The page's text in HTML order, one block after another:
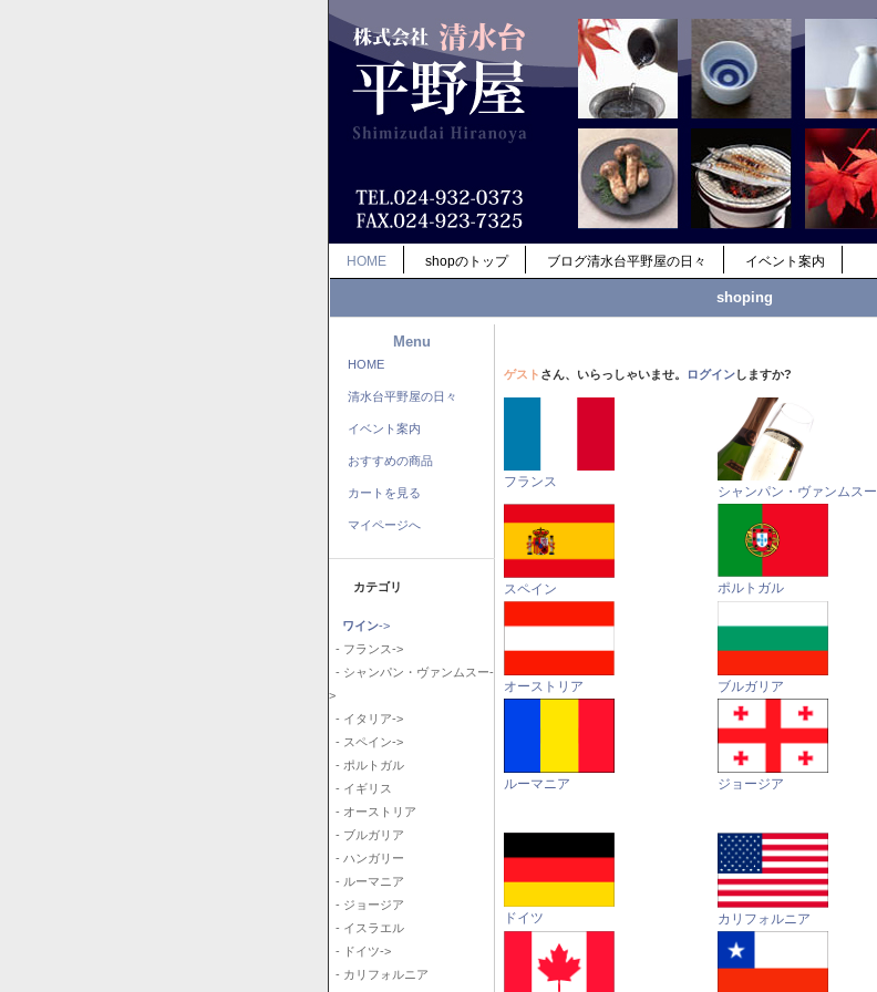
HOME shopのトップ ブログ清水台平野屋の日々 イベント案内
shoping
Menu
HOME
清水台平野屋の日々
イベント案内
おすすめの商品
カートを見る
マイページへ
カテゴリ
ワイン->
- フランス->
- シャンパン・ヴァンムスー-
>
- イタリア->
- スペイン->
- ポルトガル
- イギリス
- オーストリア
- ブルガリア
- ハンガリー
- ルーマニア
- ジョージア
- イスラエル
- ドイツ->
- カリフォルニア
ゲスト さん、いらっしゃいませ。 ログインしますか?
フランス
シャンパン・ヴァンムスー
スペイン ポルトガル
オーストリア ブルガリア
ルーマニア ジョージア
ドイツ カリフォルニア